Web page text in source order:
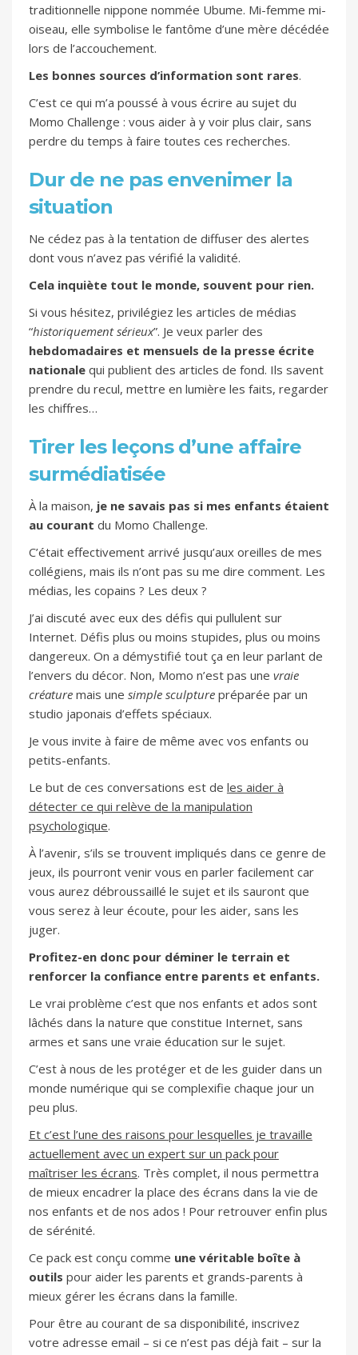
traditionnelle nippone nommée Ubume. Mi-femme mi-
oiseau, elle symbolise le fantôme d’une mère décédée
lors de l’accouchement.
Les bonnes sources d’information sont rares.
C’est ce qui m’a poussé à vous écrire au sujet du
Momo Challenge : vous aider à y voir plus clair, sans
perdre du temps à faire toutes ces recherches.
Dur de ne pas envenimer la
situation
Ne cédez pas à la tentation de diffuser des alertes
dont vous n’avez pas vérifié la validité.
Cela inquiète tout le monde, souvent pour rien.
Si vous hésitez, privilégiez les articles de médias
“historiquement sérieux”. Je veux parler des
hebdomadaires et mensuels de la presse écrite
nationalequi publient des articles de fond. Ils savent
prendre du recul, mettre en lumière les faits, regarder
les chiffres…
Tirer les leçons d’une affaire
surmédiatisée
À la maison, je ne savais pas si mes enfants étaient
au courant du Momo Challenge.
C’était effectivement arrivé jusqu’aux oreilles de mes
collégiens, mais ils n’ont pas su me dire comment. Les
médias, les copains ? Les deux ?
J’ai discuté avec eux des défis qui pullulent sur
Internet. Défis plus ou moins stupides, plus ou moins
dangereux. On a démystifié tout ça en leur parlant de
l’envers du décor. Non, Momo n’est pas une vraie
créaturemais une simple sculpturepréparée par un
studio japonais d’effets spéciaux.
Je vous invite à faire de même avec vos enfants ou
petits-enfants.
Le but de ces conversations est de les aider à
détecter ce qui relève de la manipulation
psychologique.
À l’avenir, s’ils se trouvent impliqués dans ce genre de
jeux, ils pourront venir vous en parler facilement car
vous aurez débroussaillé le sujet et ils sauront que
vous serez à leur écoute, pour les aider, sans les
juger.
Profitez-en donc pour déminer le terrain et
renforcer la confiance entre parents et enfants.
Le vrai problème c’est que nos enfants et ados sont
lâchés dans la nature que constitue Internet, sans
armes et sans une vraie éducation sur le sujet.
C’est à nous de les protéger et de les guider dans un
monde numérique qui se complexifie chaque jour un
peu plus.
Et c’est l’une des raisons pour lesquelles je travaille
actuellement avec un expert sur un pack pour
maîtriser les écrans. Très complet, il nous permettra
de mieux encadrer la place des écrans dans la vie de
nos enfants et de nos ados ! Pour retrouver enfin plus
de sérénité.
Ce pack est conçu comme une véritable boîte à
outils pour aider les parents et grands-parents à
mieux gérer les écrans dans la famille.
Pour être au courant de sa disponibilité, inscrivez
votre adresse email – si ce n’est pas déjà fait – sur la